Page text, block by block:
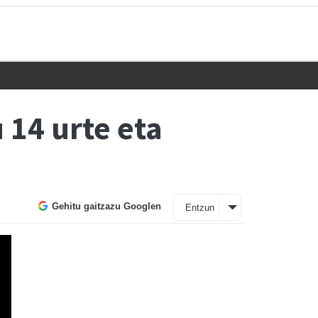
urte eta
Gehitu gaitzazu Googlen Entzun